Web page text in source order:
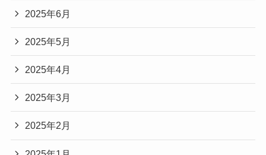
2025年6月
2025年5月
2025年4月
2025年3月
2025年2月